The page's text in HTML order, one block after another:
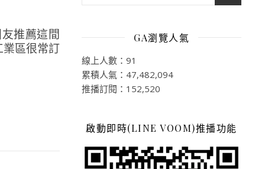
推薦這間
區很常訂
GA瀏覽人氣
線上人數：91
累積人氣：47,482,094
推播訂閱：152,520
啟動即時(LINE VOOM)推播功能